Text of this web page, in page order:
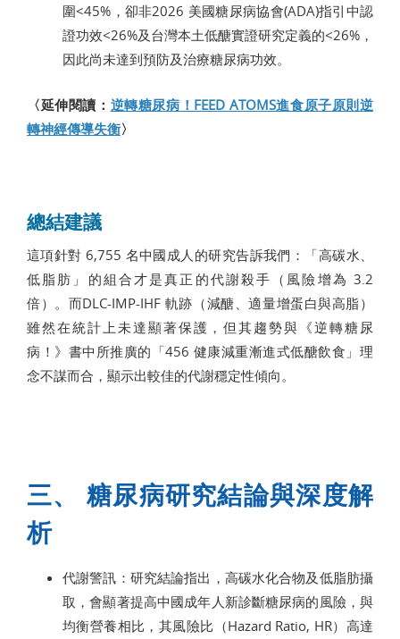
圍<45%，卻非2026 美國糖尿病協會(ADA)指引中認
證功效<26%及台灣本土低醣實證研究定義的<26%，
因此尚未達到預防及治療糖尿病功效。
〈延伸閱讀： 逆轉糖尿病！FEED ATOMS進食原子原則逆
轉神經傳導失衡〉
總結建議
這項針對 6,755 名中國成人的研究告訴我們：「高碳水、
低脂肪」的組合才是真正的代謝殺手（風險增為 3.2
倍）。而DLC-IMP-IHF 軌跡（減醣、適量增蛋白與高脂）
雖然在統計上未達顯著保護，但其趨勢與《逆轉糖尿
病！》書中所推廣的「456 健康減重漸進式低醣飲食」理
念不謀而合，顯示出較佳的代謝穩定性傾向。
三、 糖尿病研究結論與深度解
析
代謝警訊：研究結論指出，高碳水化合物及低脂肪攝
取，會顯著提高中國成年人新診斷糖尿病的風險，與
均衡營養相比，其風險比（Hazard Ratio, HR）高達